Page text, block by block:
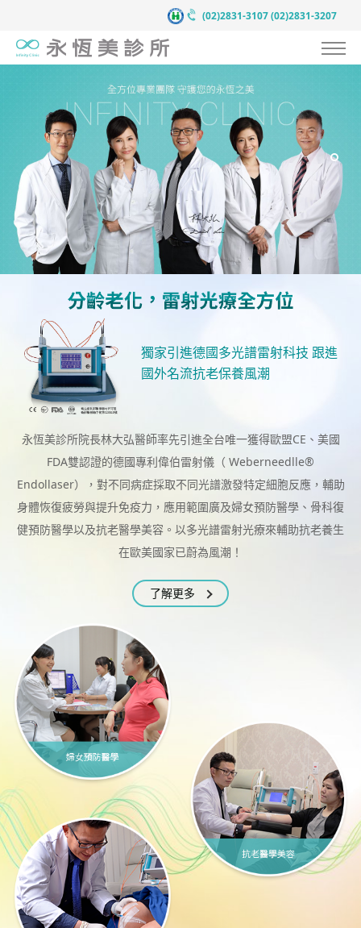
(02)2831-3107(02)2831-3207
抗衰老預防醫學
服務項目
案例見證
醫療團隊
醫療新知
聯絡我們
繁體中文
獨家引進德國多光譜雷射科技 跟進
國外名流抗老保養風潮
永恆美診所院長林大弘醫師率先引進全台唯一獲得歐盟CE、 美國
FDA雙認證的德國專利偉伯雷射儀（ Weberneedlle®
Endollaser）， 對不同病症採取不同光譜激發特定細胞反應，輔助
身體恢復疲勞與提升免疫力， 應用範圍廣及婦女預防醫學、骨科復
健預防醫學以及抗老醫學美容。 以多光譜雷射光療來輔助抗老養生
在歐美國家已蔚為風潮！
了解更多